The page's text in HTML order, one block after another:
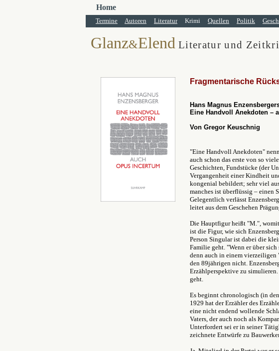
Home
Termine Autoren Literatur Krimi Quellen Politik
Glanz&Elend Literatur und
Fragmentarische
Hans Magnus
Eine Handvoll Anekdoten –
Von Gregor Keuschnig
"Eine Handvoll Anekdoten"
auch schon das erste von so
Geschichten, Fundstücke (der
Vergangenheit einer Kindheit
kongenial bebildert; sehr viel
manches ist überflüssig – einen
Gelegentlich verlässt
leitet aus dem Geschehen
Die Hauptfigur heißt "M.", womit
ist die Figur, wie sich
Person Singular ist dabei die
Familie geht. "Wenn er über
denn auch in einem vierzeiligen
den 89jährigen nicht.
Erzählperspektive zu
geht.
Es beginnt chronologisch (in
1929 hat der Erzähler des
eine nicht endend wollende
Vaters, der auch noch als
Unterfordert sei er in seiner
zeichnete Entwürfe zu